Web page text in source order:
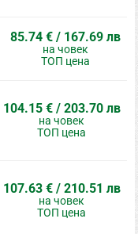
85.74 € / 167.69 лв
на човек
ТОП цена
104.15 € / 203.70 лв
на човек
ТОП цена
107.63 € / 210.51 лв
на човек
ТОП цена